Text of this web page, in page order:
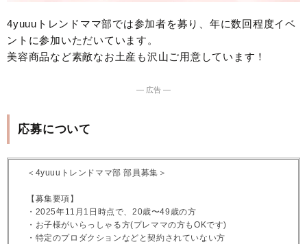
4yuuuトレンドママ部では参加者を募り、年に数回程度イベ
ントに参加いただいています。
美容商品など素敵なお土産も沢山ご用意しています！
― 広告 ―
応募について
＜4yuuuトレンドママ部 部員募集＞
【募集要項】
・2025年11月1日時点で、20歳〜49歳の方
・お子様がいらっしゃる方(プレママの方もOKです)
・特定のプロダクションなどと契約されていない方